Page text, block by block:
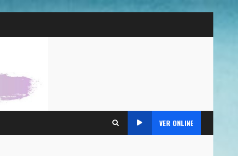
VER ONLINE